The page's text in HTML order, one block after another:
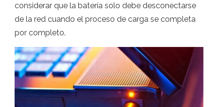
considerar que la batería solo debe desconectarse
de la red cuando el proceso de carga se completa
por completo.